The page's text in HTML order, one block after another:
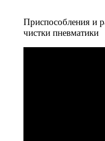
Приспособления и
чистки пневматики